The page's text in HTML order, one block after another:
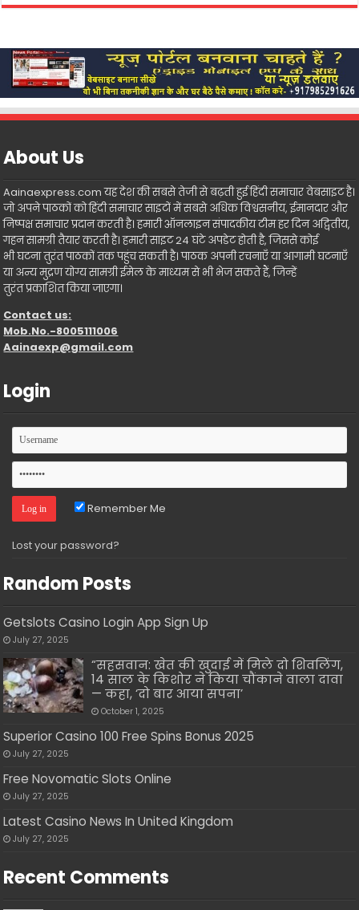
About Us
Aainaexpress.com यह देश की सबसे तेजी से बढ़ती हुई हिंदी समाचार वेबसाइट है।
जो अपने पाठकों को हिंदी समाचार साइटों में सबसे अधिक विश्वसनीय, ईमानदार और
निष्पक्ष समाचार प्रदान करती है। हमारी ऑनलाइन संपादकीय टीम हर दिन अद्वितीय,
गहन सामग्री तैयार करती है। हमारी साइट 24 घंटे अपडेट होती है, जिससे कोई
भी घटना तुरंत पाठकों तक पहुंच सकती है। पाठक अपनी रचनाएँ या आगामी घटनाएँ
या अन्य मुद्रण योग्य सामग्री ईमेल के माध्यम से भी भेज सकते हैं, जिन्हें
तुरंत प्रकाशित किया जाएगा।
Contact us:
Mob.No.-8005111006
Aainaexp@gmail.com
Login
Remember Me
Lost your password?
Random Posts
Getslots Casino Login App Sign Up
July 27, 2025
“सहसवान: खेत की खुदाई में मिले दो शिवलिंग,
14 साल के किशोर ने किया चौंकाने वाला दावा
— कहा, ‘दो बार आया सपना’
October 1, 2025
Superior Casino 100 Free Spins Bonus 2025
July 27, 2025
Free Novomatic Slots Online
July 27, 2025
Latest Casino News In United Kingdom
July 27, 2025
Recent Comments